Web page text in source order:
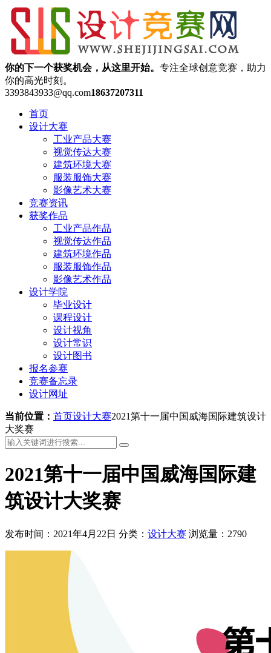
你的下一个获奖机会，从这里开始。 专注全球创意竞赛，助力
你的高光时刻。
3393843933@qq.com18637207311
首页
设计大赛
工业产品大赛
视觉传达大赛
建筑环境大赛
服装服饰大赛
影像艺术大赛
竞赛资讯
获奖作品
工业产品作品
视觉传达作品
建筑环境作品
服装服饰作品
影像艺术作品
设计学院
毕业设计
课程设计
设计视角
设计常识
设计图书
报名参赛
竞赛备忘录
设计网址
当前位置： 首页设计大赛2021第十一届中国威海国际建筑设计
大奖赛
2021第十一届中国威海国际建
筑设计大奖赛
发布时间：2021年4月22日 分类： 设计大赛 浏览量：2790